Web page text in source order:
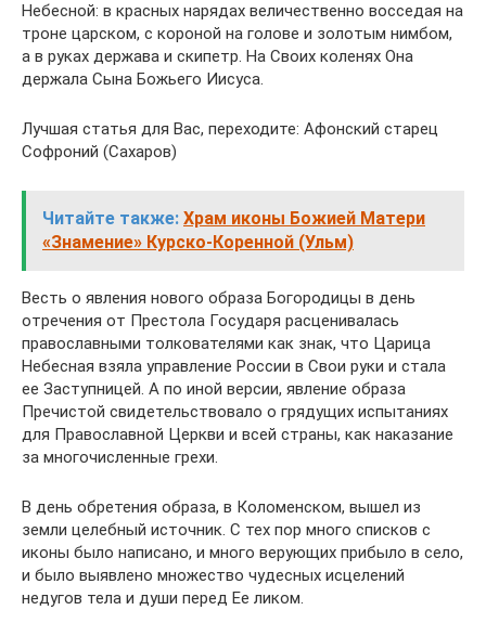
Небесной: в красных нарядах величественно восседая на
троне царском, с короной на голове и золотым нимбом,
а в руках держава и скипетр. На Своих коленях Она
держала Сына Божьего Иисуса.
Лучшая статья для Вас, переходите: Афонский старец
Софроний (Сахаров)
Читайте также: Храм иконы Божией Матери
«Знамение» Курско-Коренной (Ульм)
Весть о явления нового образа Богородицы в день
отречения от Престола Государя расценивалась
православными толкователями как знак, что Царица
Небесная взяла управление России в Свои руки и стала
ее Заступницей. А по иной версии, явление образа
Пречистой свидетельствовало о грядущих испытаниях
для Православной Церкви и всей страны, как наказание
за многочисленные грехи.
В день обретения образа, в Коломенском, вышел из
земли целебный источник. С тех пор много списков с
иконы было написано, и много верующих прибыло в село,
и было выявлено множество чудесных исцелений
недугов тела и души перед Ее ликом.